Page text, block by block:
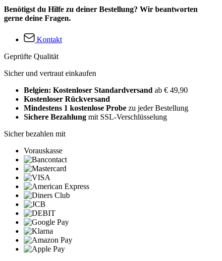
Benötigst du Hilfe zu deiner Bestellung? Wir beantworten
gerne deine Fragen.
Kontakt
Geprüfte Qualität
Sicher und vertraut einkaufen
Belgien: Kostenloser Standardversand ab € 49,90
Kostenloser Rückversand
Mindestens 1 kostenlose Probe zu jeder Bestellung
Sichere Bezahlung mit SSL-Verschlüsselung
Sicher bezahlen mit
Vorauskasse